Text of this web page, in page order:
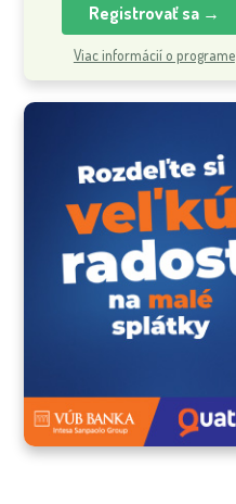
Registrovať sa →
Viac informácií o programe